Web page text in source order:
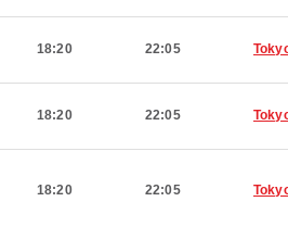
18:20 22:05
18:20 22:05
18:20 22:05